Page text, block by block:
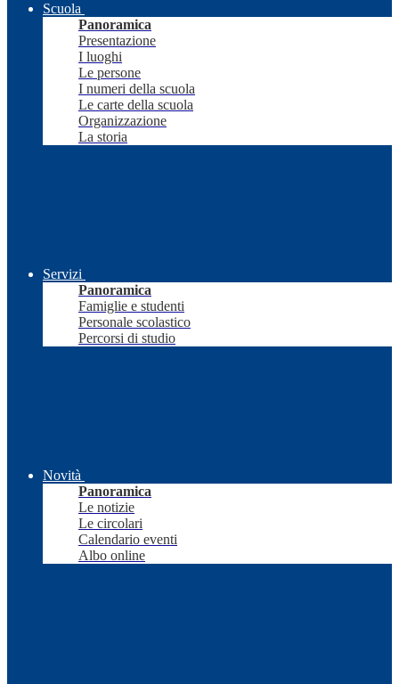
Scuola
Panoramica
Presentazione
I luoghi
Le persone
I numeri della scuola
Le carte della scuola
Organizzazione
La storia
Servizi
Panoramica
Famiglie e studenti
Personale scolastico
Percorsi di studio
Novità
Panoramica
Le notizie
Le circolari
Calendario eventi
Albo online